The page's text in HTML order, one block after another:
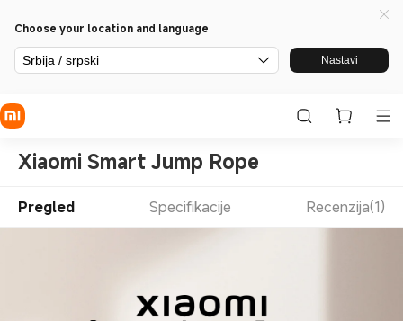
Choose your location and language
Srbija / srpski Nastavi
Xiaomi Smart Jump Rope
Pregled Specifikacije Recenzija(1)